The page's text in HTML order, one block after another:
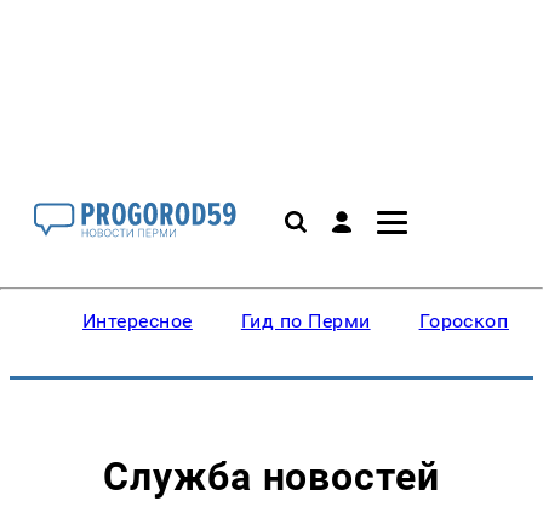
Интересное Гид по Перми Гороскопы
Служба новостей